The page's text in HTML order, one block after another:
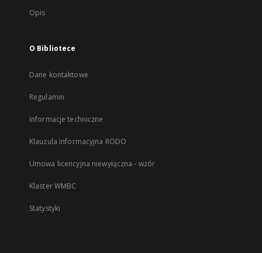
Opis
O Bibliotece
Dane kontaktowe
Regulamin
Informacje techniczne
Klauzula informacyjna RODO
Umowa licencyjna niewyłączna - wzór
Klaster WMBC
Statystyki